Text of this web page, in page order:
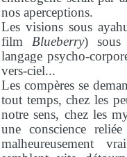
nos aperceptions.
Les visions sous
film Blueberry) sous
langage psycho-
vers-ciel...
Les compères se
tout temps, chez les
notre sens, chez les
une conscience
malheureusement